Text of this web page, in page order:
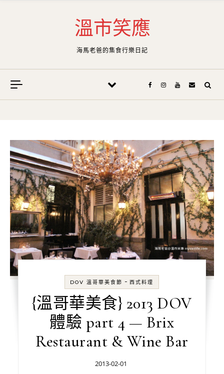
溫市笑應
海馬老爸的集食行樂日記
DOV 溫哥華美食節 -西式料理
{溫哥華美食} 2013 DOV
體驗 part 4 — Brix
Restaurant & Wine Bar
2013-02-01